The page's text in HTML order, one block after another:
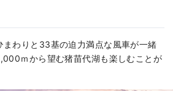
わりと33基の迫力満点な風車が一緒
ｍから望む猪苗代湖も楽しむことが